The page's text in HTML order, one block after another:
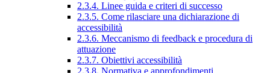
2.3.4. Linee guida e criteri di successo
2.3.5. Come rilasciare una dichiarazione di
accessibilità
2.3.6. Meccanismo di feedback e procedura di
attuazione
2.3.7. Obiettivi accessibilità
2.3.8. Normativa e approfondimenti